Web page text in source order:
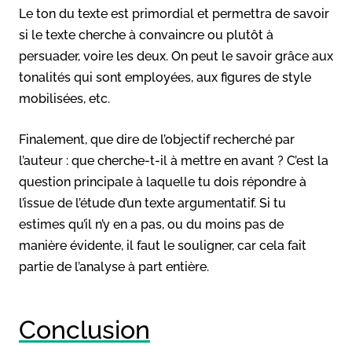
Le ton du texte est primordial et permettra de savoir
si le texte cherche à convaincre ou plutôt à
persuader, voire les deux. On peut le savoir grâce aux
tonalités qui sont employées, aux figures de style
mobilisées, etc.
Finalement, que dire de l’objectif recherché par
l’auteur : que cherche-t-il à mettre en avant ? C’est la
question principale à laquelle tu dois répondre à
l’issue de l’étude d’un texte argumentatif. Si tu
estimes qu’il n’y en a pas, ou du moins pas de
manière évidente, il faut le souligner, car cela fait
partie de l’analyse à part entière.
Conclusion